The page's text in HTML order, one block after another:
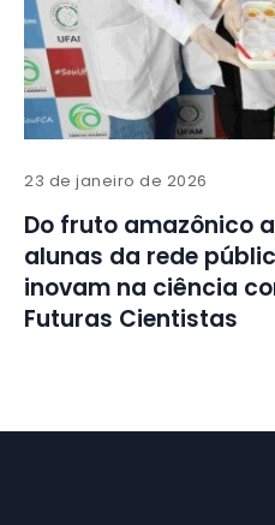
23 de janeiro de 2026
Do fruto amazônico
alunas da rede
inovam na ciência
Futuras Cientistas